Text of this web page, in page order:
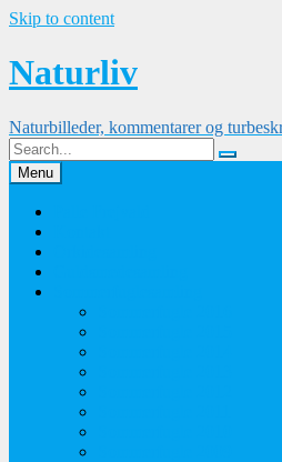
Skip to content
Naturliv
Naturbilleder, kommentarer og
Menu